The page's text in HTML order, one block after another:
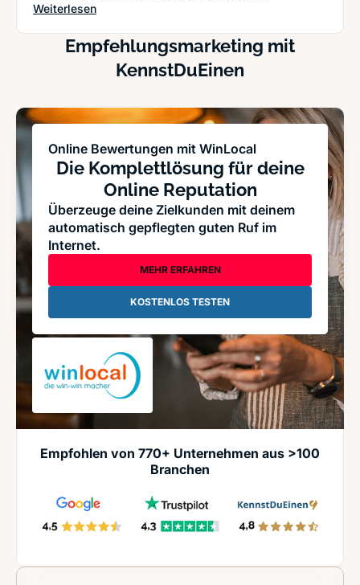
Weiterlesen: Investment Strategien für den vorsichtigen
Empfehlungsmarketing mit
KennstDuEinen
Online Bewertungen mit WinLocal
Die Komplettlösung für deine
Online Reputation
Überzeuge deine Zielkunden mit deinem
automatisch gepflegten guten Ruf im
Internet.
MEHR ERFAHREN
KOSTENLOS TESTEN
Empfohlen von 770+ Unternehmen aus >100
Branchen